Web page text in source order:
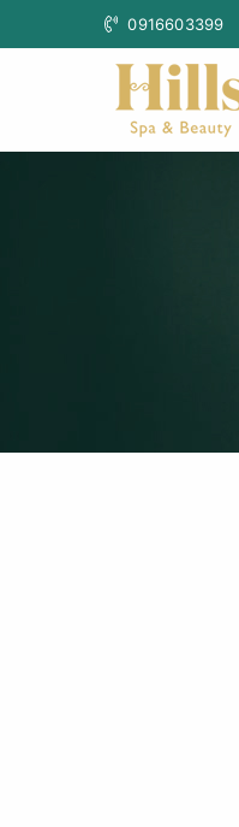
0916603399